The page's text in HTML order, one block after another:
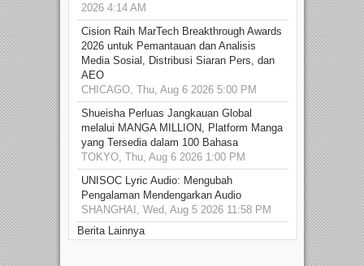
2026 4:14 AM
Cision Raih MarTech Breakthrough Awards
2026 untuk Pemantauan dan Analisis
Media Sosial, Distribusi Siaran Pers, dan
AEO
CHICAGO, Thu, Aug 6 2026 5:00 PM
Shueisha Perluas Jangkauan Global
melalui MANGA MILLION, Platform Manga
yang Tersedia dalam 100 Bahasa
TOKYO, Thu, Aug 6 2026 1:00 PM
UNISOC Lyric Audio: Mengubah
Pengalaman Mendengarkan Audio
SHANGHAI, Wed, Aug 5 2026 11:58 PM
Berita Lainnya